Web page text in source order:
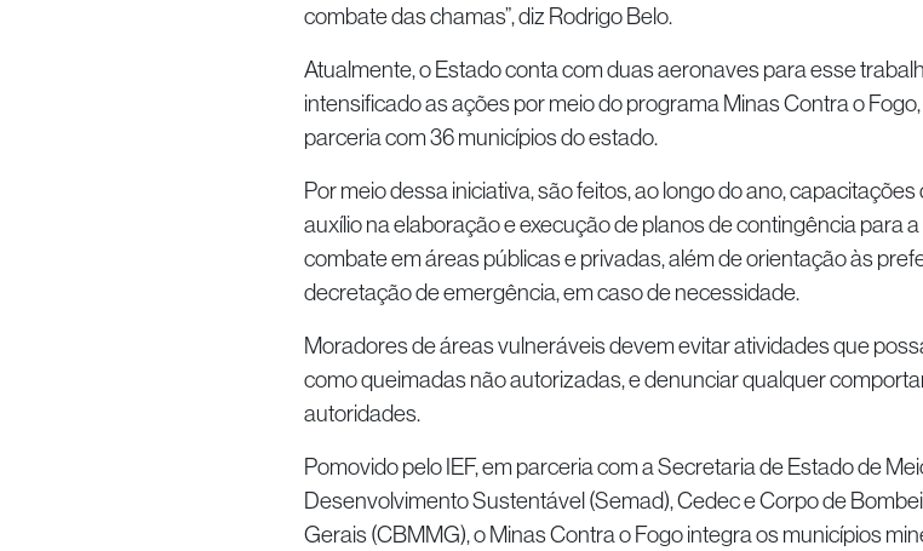
combate das chamas”, diz Rodrigo Belo.
Atualmente, o Estado conta com duas aeronaves para esse
intensificado as ações por meio do programa Minas Contra o
parceria com 36 municípios do estado.
Por meio dessa iniciativa, são feitos, ao longo do ano,
auxílio na elaboração e execução de planos de contingência para
combate em áreas públicas e privadas, além de orientação às
decretação de emergência, em caso de necessidade.
Moradores de áreas vulneráveis devem evitar atividades que
como queimadas não autorizadas, e denunciar qualquer
autoridades.
Pomovido pelo IEF, em parceria com a Secretaria de Estado de
Desenvolvimento Sustentável (Semad), Cedec e Corpo de
Gerais (CBMMG), o Minas Contra o Fogo integra os municípios